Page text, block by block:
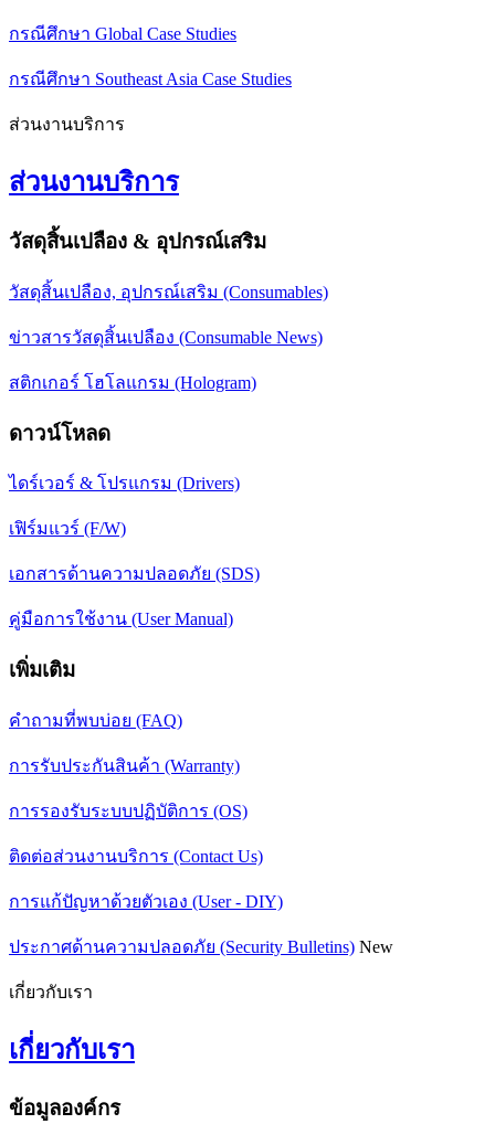
กรณีศึกษา Global Case Studies
กรณีศึกษา Southeast Asia Case Studies
ส่วนงานบริการ
ส่วนงานบริการ
วัสดุสิ้นเปลือง & อุปกรณ์เสริม
วัสดุสิ้นเปลือง, อุปกรณ์เสริม (Consumables)
ข่าวสารวัสดุสิ้นเปลือง (Consumable News)
สติกเกอร์ โฮโลแกรม (Hologram)
ดาวน์โหลด
ไดร์เวอร์ & โปรแกรม (Drivers)
เฟิร์มแวร์ (F/W)
เอกสารด้านความปลอดภัย (SDS)
คู่มือการใช้งาน (User Manual)
เพิ่มเติม
คำถามที่พบบ่อย (FAQ)
การรับประกันสินค้า (Warranty)
การรองรับระบบปฏิบัติการ (OS)
ติดต่อส่วนงานบริการ (Contact Us)
การแก้ปัญหาด้วยตัวเอง (User - DIY)
ประกาศด้านความปลอดภัย (Security Bulletins) New
เกี่ยวกับเรา
เกี่ยวกับเรา
ข้อมูลองค์กร